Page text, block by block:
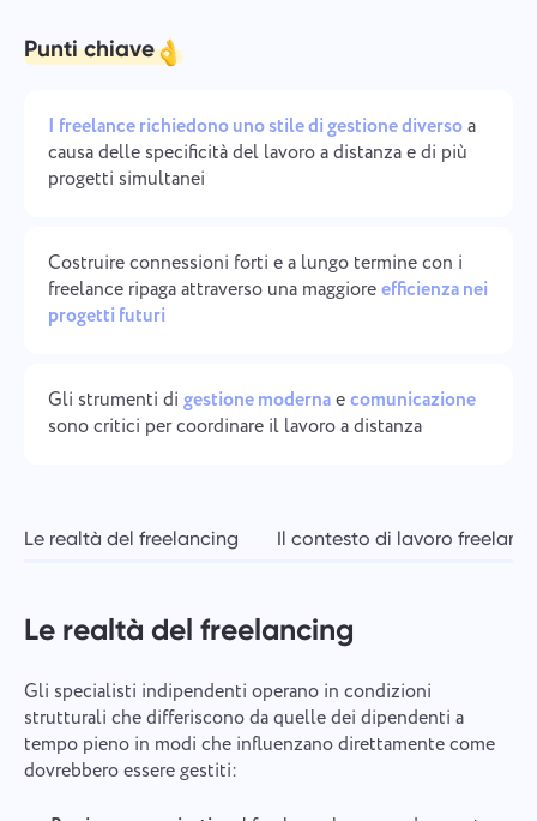
Türkçe
Punti chiave
I freelance richiedono uno stile di gestione diversoa
causa delle specificità del lavoro a distanza e di più
progetti simultanei
Costruire connessioni forti e a lungo termine con i
freelance ripaga attraverso una maggioreefficienza nei
progetti futuri
Gli strumenti digestione modernaecomunicazione
sono critici per coordinare il lavoro a distanza
Le realtà del freelancing Il contesto di lavoro
Le realtà del freelancing
Gli specialisti indipendenti operano in condizioni
strutturali che differiscono da quelle dei dipendenti a
tempo pieno in modi che influenzano direttamente come
dovrebbero essere gestiti:
Crea un'azienda, invita utenti e assegna ruoli per